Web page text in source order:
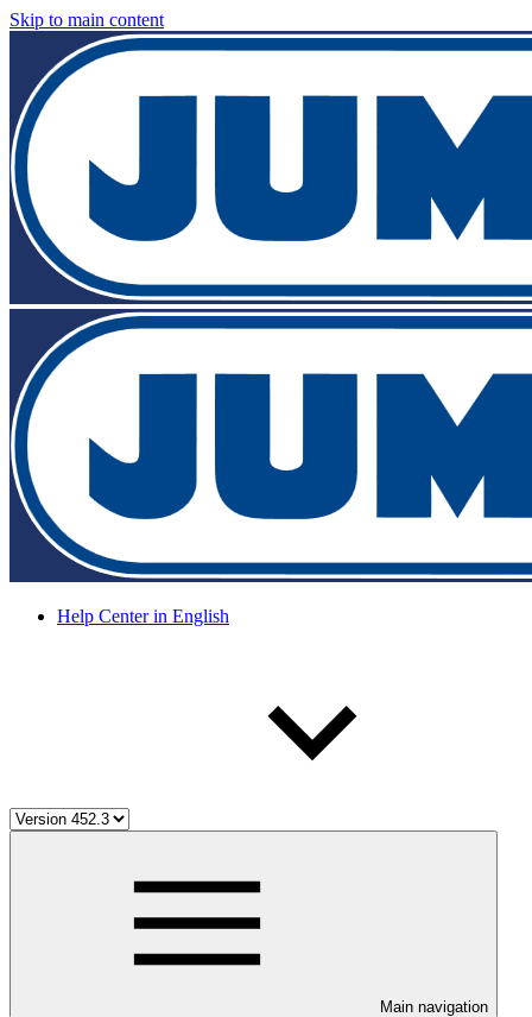
Skip to main content
Help Center in English
Main navigation